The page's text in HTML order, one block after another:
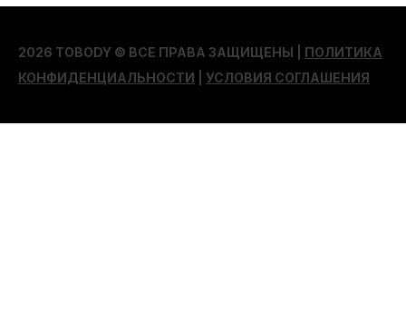
2026 TOBODY © ВСЕ ПРАВА ЗАЩИЩЕНЫ | ПОЛИТИКА
КОНФИДЕНЦИАЛЬНОСТИ
УСЛОВИЯ СОГЛАШЕНИЯ